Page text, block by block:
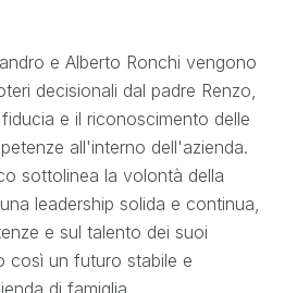
e Alberto Ronchi vengono
decisionali dal padre Renzo,
e il riconoscimento delle
all'interno dell'azienda.
sottolinea la volontà della
leadership solida e continua,
e sul talento dei suoi
così un futuro stabile e
di famiglia.